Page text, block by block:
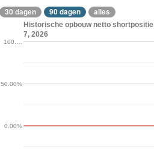
30 dagen 90 dagen alles
Historische opbouw netto
7, 2026
0.00%
50.00%
100.…